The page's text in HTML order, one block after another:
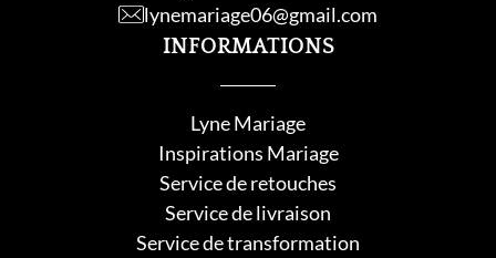
lynemariage06@gmail.com
INFORMATIONS
Lyne Mariage
Inspirations Mariage
Service de retouches
Service de livraison
Service de transformation